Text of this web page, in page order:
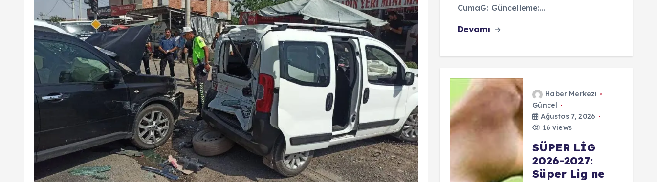
CumaG: Güncelleme:…
Devamı
Haber Merkezi
Güncel
Ağustos 7, 2026
16 views
SÜPER LİG
2026-2027:
Süper Lig ne